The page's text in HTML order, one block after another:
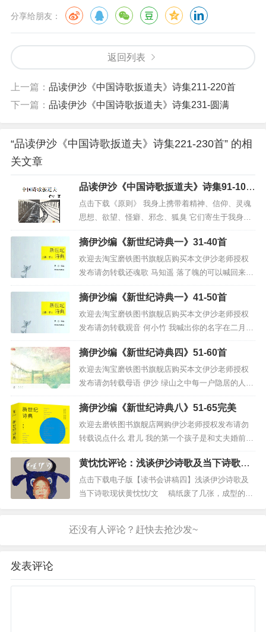
平凡而伟大的编辑
免费授课的
帮我度过
最艰难的习作期
三
平凡而伟大的编辑
《飞天》1988年10月号
《大学生诗苑》栏目
一半篇幅给了
《伊沙诗抄（10首）》
那是史上最隆重的
一次发表
将＂诗抄＂——这在当年
只有烈士才会享有的待遇
口语诗
像真正得道的活佛
给诗歌的信众摸顶
摸过后来的朦胧后
摸过后来的第三代
摸过后来的后现代
摸过中国诗歌铁军
超过一大半的将帅兵马
他才是中国诗歌皇甫军校校长啊
偏居兰州
庙小神大
平凡而伟大的编辑
2002年我们一家人
同样蒙恩于他的
老友唐欣告知
先生几近失明
分享给朋友：
返回列表
上一篇： 品读伊沙《中国诗歌扳道夫》诗集211-220首
下一篇： 品读伊沙《中国诗歌扳道夫》诗集231-圆满
“品读伊沙《中国诗歌扳道夫》诗集221-230首” 的相
关文章
品读伊沙《中国诗歌扳道夫》诗集91-100
首
点击下载《原则》 我身上携带着精神、信仰、灵魂
思想、欲望、怪癖、邪念、狐臭 它们寄生于我身体
的家我必须平等对待我的每一位客人 （2000） 巧
妙，诗人纯洁的灵魂，是可以容纳一切的，因为你
们这些客人，当你们走了，我拍拍灵魂，它依然纯
洁。 《...
摘伊沙编《新世纪诗典一》31-40首
欢迎去淘宝磨铁图书旗舰店购买本文伊沙老师授权
发布请勿转载还魂歌 马知遥 落了魄的可以喊回来失
了势的可以转过来你夺了我的纯洁抢了我的时光消
磨了我大好青春年华我却只能低眉袖手只能心甘情
愿只能把个奴才的嘴脸代代相传 整整二十年前，马
知遥和一名漂亮女生到我单身宿舍来请我去陕师
大...
摘伊沙编《新世纪诗典一》41-50首
欢迎去淘宝磨铁图书旗舰店购买本文伊沙老师授权
发布请勿转载观音 何小竹 我喊出你的名字在二月这
个暧昧的月份其实在别的月份我也一样想喊你我有
求于你但是我却胆怯着，或者隐藏着因为我深深地
知道你的名字一旦喊出就再也没有退路 2004年 新世
纪最初十年，堪称“论坛时代“...
摘伊沙编《新世纪诗典四》51-60首
欢迎去淘宝磨铁图书旗舰店购买本文伊沙老师授权
发布请勿转载母语 伊沙 绿山之中每一户隐居的人家
都养了狗我等散步经过时便狂吠着扑上来我喊：“滚
蛋！不管用继续扑芝加哥女作家朱安大喝一声：“shi
t！狗就老实了灰溜溜退下 2014年 2014是我的诗歌
大年，“大”在赴...
摘伊沙编《新世纪诗典八》51-65完美
欢迎去磨铁图书旗舰店网购伊沙老师授权发布请勿
转载说点什么 君儿 我的第一个孩子是和丈夫婚前有
的没办法只能流掉不知道怎么请假转天就上班了生
下儿子后又有过三次不敢要也不可能要乖乖到医院
做人流一次是在家吃药恶心得死去活来每次都和丈
夫翻脸月余甚至半年为此早早结束了夫妻生活现在
黄忱忱评论：浅谈伊沙诗歌及当下诗歌现
状
点击下载电子版【读书会讲稿四】浅谈伊沙诗歌及
当下诗歌现状黄忱忱/文 稿纸废了几张，成型的文
我着实愚笨，咬牙切齿也无法把混沌的思绪整理得
发表评论